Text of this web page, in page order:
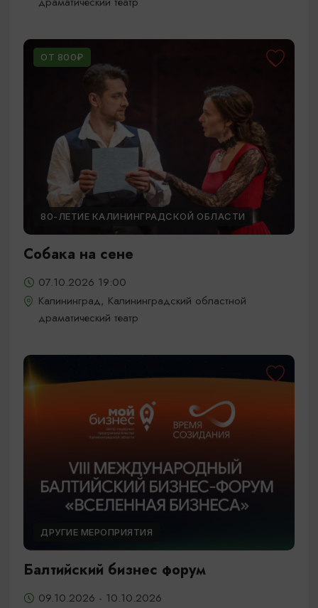
ОТ 800₽
80-ЛЕТИЕ КАЛИНИНГРАДСКОЙ ОБЛАСТИ
Собака на сене
07.10.2026 19:00
Калининград, Калининградский областной
драматический театр
ДРУГИЕ МЕРОПРИЯТИЯ
Балтийский бизнес форум
09.10.2026 - 10.10.2026